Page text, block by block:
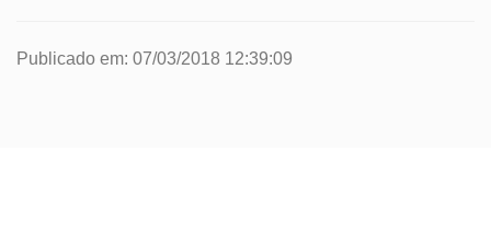
Publicado em: 07/03/2018 12:39:09